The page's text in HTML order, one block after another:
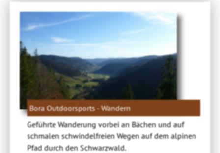
Bora Outdoorsports - Wandern
Geführte Wanderung vorbei an Bächen und auf
schmalen schwindelfreien Wegen auf dem alpinen
Pfad durch den Schwarzwald.